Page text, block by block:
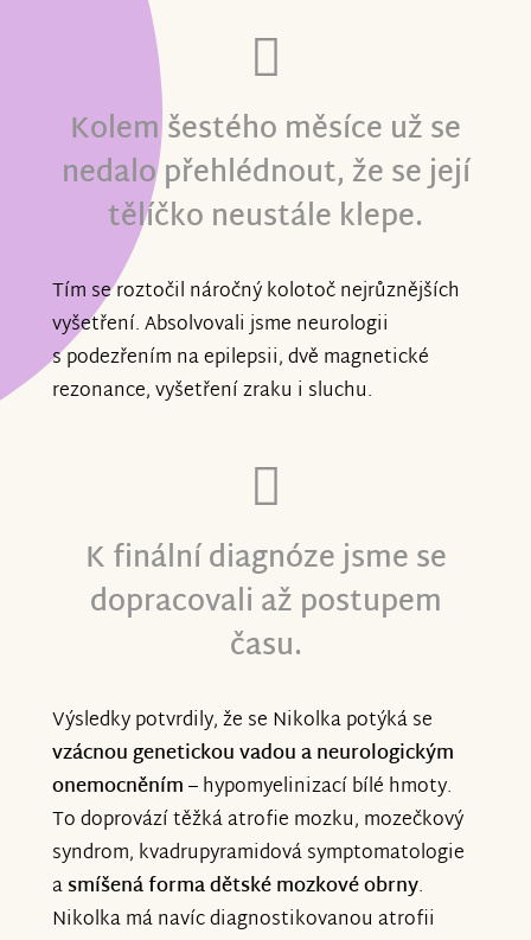
Kolem šestého měsíce už se
nedalo přehlédnout, že se její
tělíčko neustále klepe.
Tím se roztočil náročný kolotoč nejrůznějších
vyšetření. Absolvovali jsme neurologii
s podezřením na epilepsii, dvě magnetické
rezonance, vyšetření zraku i sluchu.
K finální diagnóze jsme se
dopracovali až postupem
času.
Výsledky potvrdily, že se Nikolka potýká se
vzácnou genetickou vadou a neurologickým
onemocněním– hypomyelinizací bílé hmoty.
To doprovází těžká atrofie mozku, mozečkový
syndrom, kvadrupyramidová symptomatologie
asmíšená forma dětské mozkové obrny.
Nikolka má navíc diagnostikovanou atrofii